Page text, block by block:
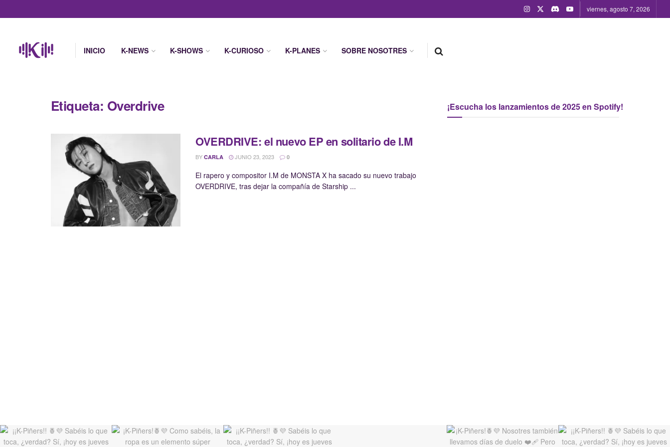
viernes, agosto 7, 2026
INICIO K-NEWS K-SHOWS K-CURIOSO K-PLANES SOBRE NOSOTRES
Etiqueta: Overdrive
OVERDRIVE: el nuevo EP en solitario de I.M
BY CARLA JUNIO 23, 2023 0
El rapero y compositor I.M de MONSTA X ha sacado su nuevo trabajo
OVERDRIVE, tras dejar la compañía de Starship ...
¡Escucha los lanzamientos de 2025 en Spotify!